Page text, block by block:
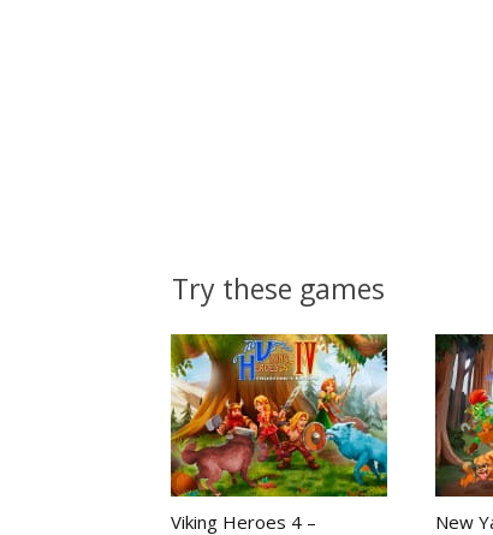
Try these games
Viking Heroes 4 –
New